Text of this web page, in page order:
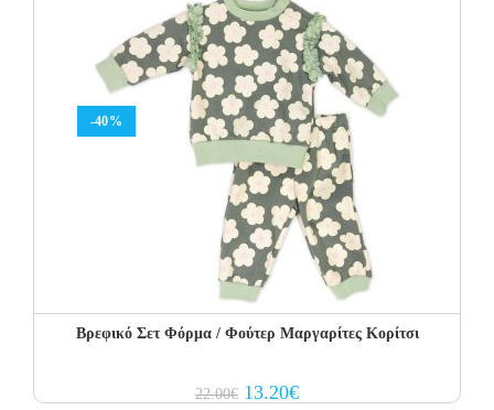
-40%
Βρεφικό Σετ Φόρμα / Φούτερ Μαργαρίτες Κορίτσι
22.00€ Original
price
13.20€Current
price